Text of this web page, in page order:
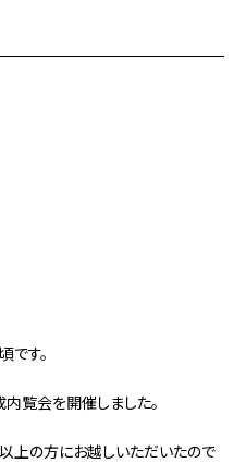
す。
覧会を開催しました。
上の方にお越しいただいたので